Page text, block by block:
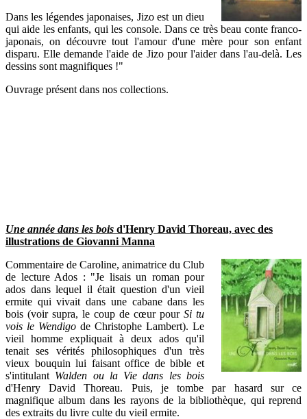
Dans les légendes japonaises, Jizo est un dieu
qui aide les enfants, qui les console. Dans ce très beau conte franco-
japonais, on découvre tout l'amour d'une mère pour son enfant
disparu. Elle demande l'aide de Jizo pour l'aider dans l'au-delà. Les
dessins sont magnifiques !"
Ouvrage présent dans nos collections.
Une année dans les bois d'Henry David Thoreau, avec des
illustrations de Giovanni Manna
Commentaire de Caroline, animatrice du Club
de lecture Ados : "Je lisais un roman pour
ados dans lequel il était question d'un vieil
ermite qui vivait dans une cabane dans les
bois (voir supra, le coup de cœur pour Si tu
vois le Wendigo de Christophe Lambert). Le
vieil homme expliquait à deux ados qu'il
tenait ses vérités philosophiques d'un très
vieux bouquin lui faisant office de bible et
s'intitulant Walden ou la Vie dans les bois
d'Henry David Thoreau. Puis, je tombe par hasard sur ce
magnifique album dans les rayons de la bibliothèque, qui reprend
des extraits du livre culte du vieil ermite.